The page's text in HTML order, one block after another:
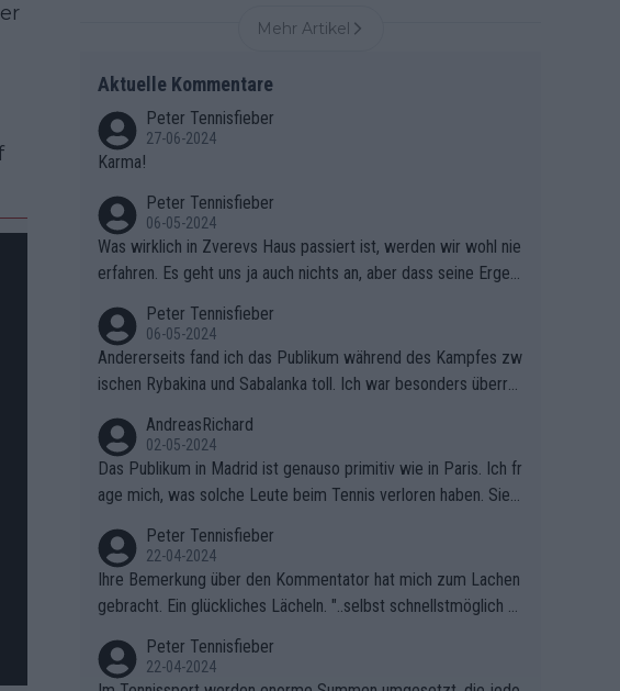
Mehr Artikel
Aktuelle Kommentare
Peter Tennisfieber
27-06-2024
Karma!
Peter Tennisfieber
06-05-2024
Was wirklich in Zverevs Haus passiert ist, werden wir wohl nie
erfahren. Es geht uns ja auch nichts an, aber dass seine Ergeb
Peter Tennisfieber
06-05-2024
Andererseits fand ich das Publikum während des Kampfes zw
ischen Rybakina und Sabalanka toll. Ich war besonders überras
AndreasRichard
02-05-2024
Das Publikum in Madrid ist genauso primitiv wie in Paris. Ich fr
age mich, was solche Leute beim Tennis verloren haben. Sie s
ben.
Peter Tennisfieber
22-04-2024
Ihre Bemerkung über den Kommentator hat mich zum Lachen
gebracht. Ein glückliches Lächeln. "..selbst schnellstmöglich na
Peter Tennisfieber
22-04-2024